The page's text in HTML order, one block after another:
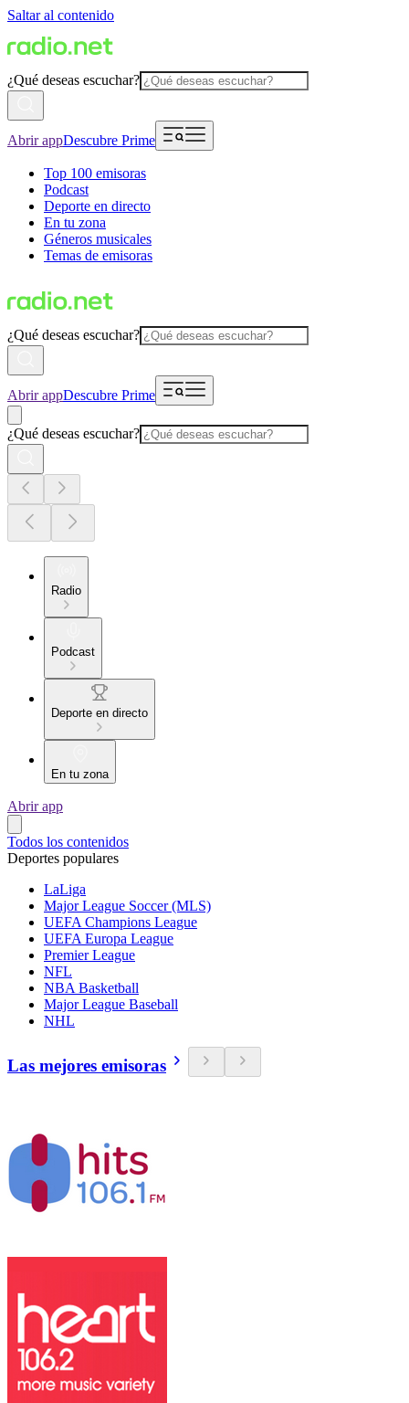
Saltar al contenido
¿Qué deseas escuchar?
Abrir appDescubre Prime
Top 100 emisoras
Podcast
Deporte en directo
En tu zona
Géneros musicales
Temas de emisoras
¿Qué deseas escuchar?
Abrir appDescubre Prime
¿Qué deseas escuchar?
Radio
Podcast
Deporte en directo
En tu zona
Abrir app
Todos los contenidos
Deportes populares
LaLiga
Major League Soccer (MLS)
UEFA Champions League
UEFA Europa League
Premier League
NFL
NBA Basketball
Major League Baseball
NHL
Las mejores emisoras